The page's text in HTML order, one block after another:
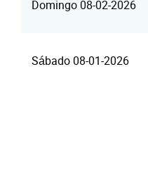
Domingo 08-02-2026
Sábado 08-01-2026